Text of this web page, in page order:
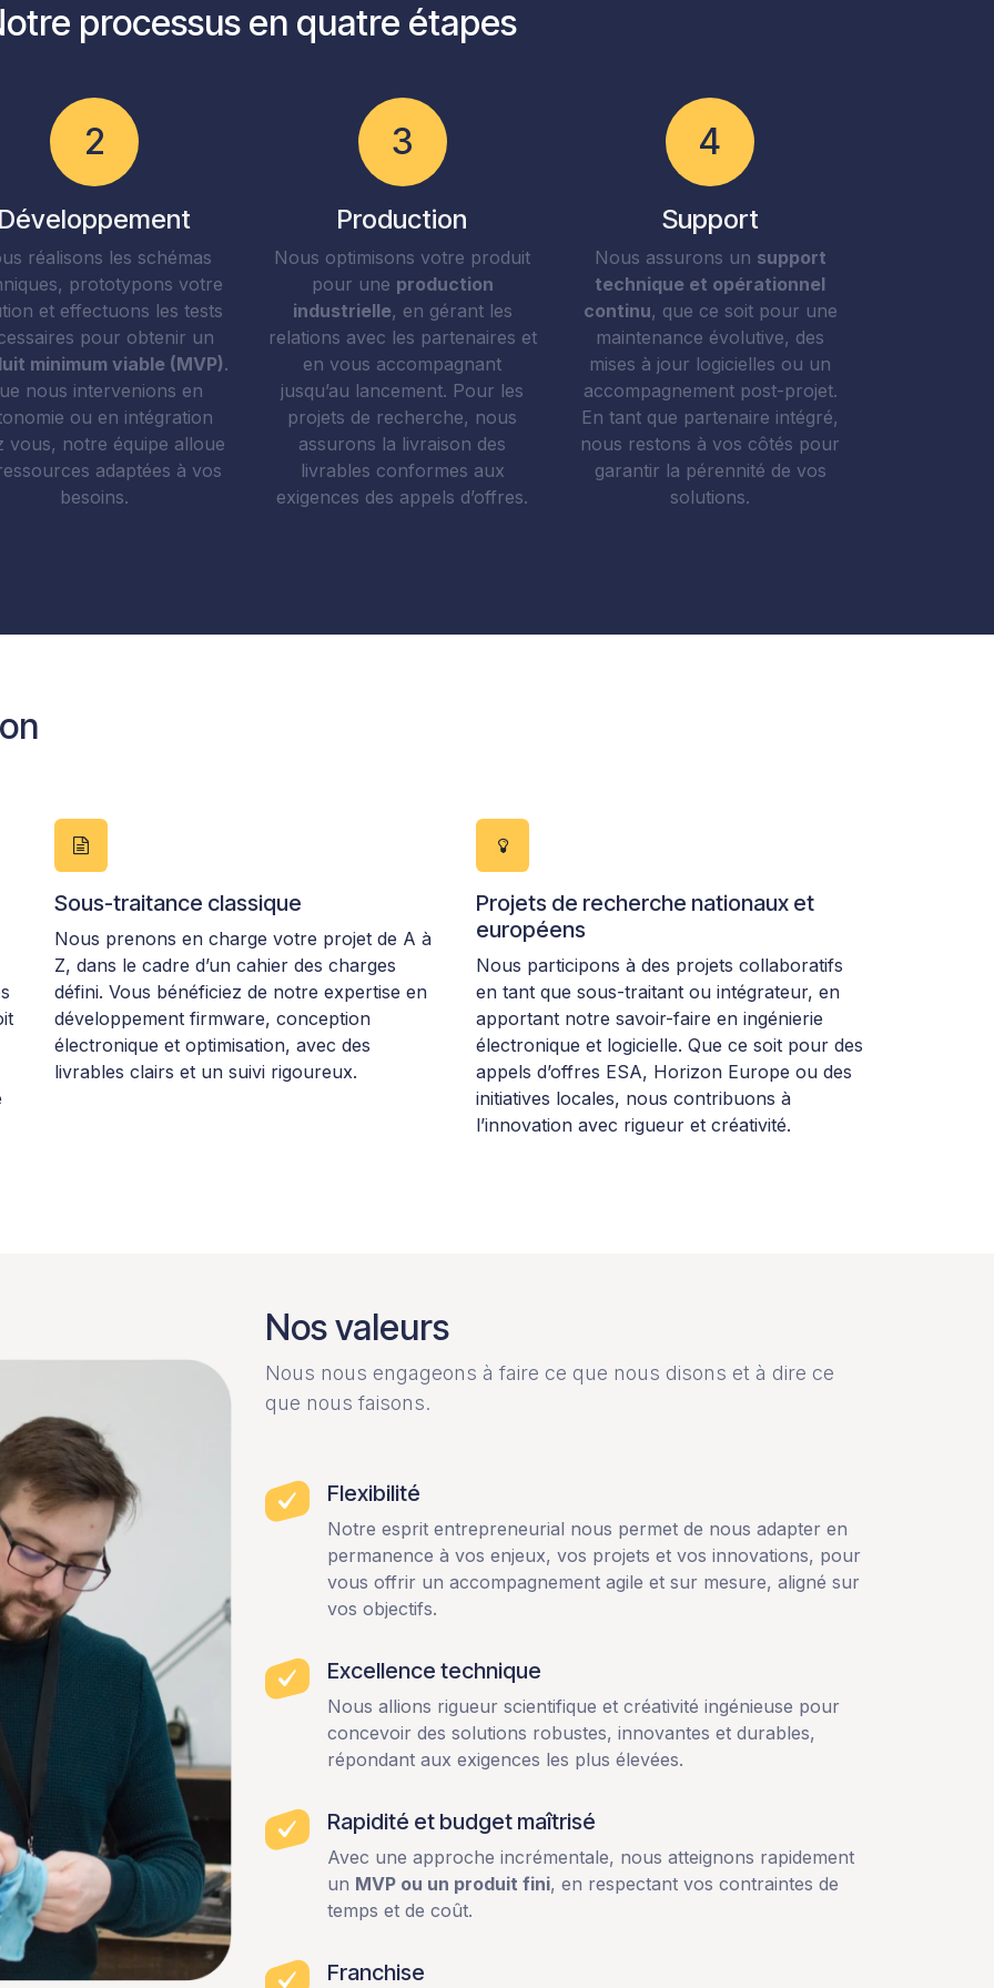
processus en quatre étapes
2
réalisons les schémas
prototypons votre
et effectuons les tests
pour obtenir un
minimum viable (MVP).
nous intervenions en
ou en intégration
vous, notre équipe alloue
adaptées à vos
besoins.
3
Production
Nous optimisons votre produit
pour une production
industrielle, en gérant les
relations avec les partenaires et
en vous accompagnant
jusqu’au lancement. Pour les
projets de recherche, nous
assurons la livraison des
livrables conformes aux
exigences des appels d’offres.
4
Support
Nous assurons un support
technique et opérationnel
continu, que ce soit pour une
maintenance évolutive, des
mises à jour logicielles ou un
accompagnement post-projet.
En tant que partenaire intégré,
nous restons à vos côtés pour
garantir la pérennité de vos
solutions.
Sous-traitance classique
Nous prenons en charge votre projet de A à
Z, dans le cadre d’un cahier des charges
défini. Vous bénéficiez de notre expertise en
développement firmware, conception
électronique et optimisation, avec des
livrables clairs et un suivi rigoureux.
Projets de recherche nationaux et
européens
Nous participons à des projets collaboratifs
en tant que sous-traitant ou intégrateur, en
apportant notre savoir-faire en ingénierie
électronique et logicielle. Que ce soit pour des
appels d’offres ESA, Horizon Europe ou des
initiatives locales, nous contribuons à
l’innovation avec rigueur et créativité.
Nos valeurs
Nous nous engageons à faire ce que nous disons et à dire ce
que nous faisons.
Flexibilité
Notre esprit entrepreneurial nous permet de nous adapter en
permanence à vos enjeux, vos projets et vos innovations, pour
vous offrir un accompagnement agile et sur mesure, aligné sur
vos objectifs.
Excellence technique
Nous allions rigueur scientifique et créativité ingénieuse pour
concevoir des solutions robustes, innovantes et durables,
répondant aux exigences les plus élevées.
Rapidité et budget maîtrisé
Avec une approche incrémentale, nous atteignons rapidement
un MVP ou un produit fini, en respectant vos contraintes de
temps et de coût.
Franchise